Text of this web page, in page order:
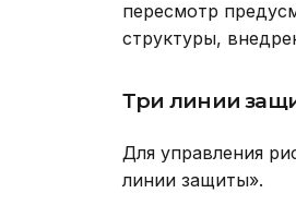
пересмотр
структуры,
Три линии
Для управления
линии защиты».